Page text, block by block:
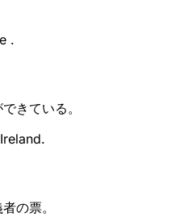
.
きている。
の票。